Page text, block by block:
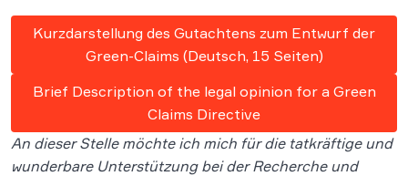
Kurzdarstellung des Gutachtens zum Entwurf der
Green-Claims (Deutsch, 15 Seiten)
Brief Description of the legal opinion for a Green
Claims Directive
An dieser Stelle möchte ich mich für die tatkräftige und
wunderbare Unterstützung bei der Recherche und